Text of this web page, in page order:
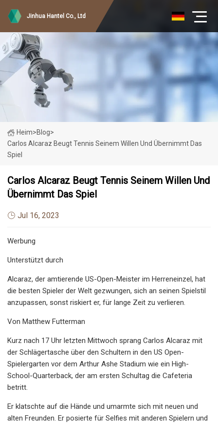
Jinhua Hantel Co., Ltd
Heim>Blog>
Carlos Alcaraz Beugt Tennis Seinem Willen Und Übernimmt Das
Spiel
Carlos Alcaraz Beugt Tennis Seinem Willen Und
Übernimmt Das Spiel
Jul 16, 2023
Werbung
Unterstützt durch
Alcaraz, der amtierende US-Open-Meister im Herreneinzel, hat
die besten Spieler der Welt gezwungen, sich an seinen Spielstil
anzupassen, sonst riskiert er, für lange Zeit zu verlieren.
Von Matthew Futterman
Kurz nach 17 Uhr letzten Mittwoch sprang Carlos Alcaraz mit
der Schlägertasche über den Schultern in den US Open-
Spielergarten vor dem Arthur Ashe Stadium wie ein High-
School-Quarterback, der am ersten Schultag die Cafeteria
betritt.
Er klatschte auf die Hände und umarmte sich mit neuen und
alten Freunden. Er posierte für Selfies mit anderen Spielern und